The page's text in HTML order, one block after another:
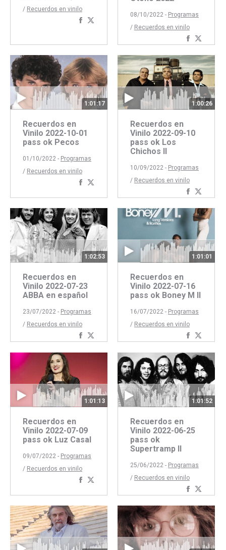
/ Recuerdos en vinilo
Compartir
Facebook
Twitter
08/10/2022 - Programas
/ Recuerdos en vinilo
Compartir
1:01:17
Recuerdos en
Vinilo 2022-10-01
pass ok Pecos
01/10/2022 - Programas
/ Recuerdos en vinilo
Compartir
Facebook
Twitter
1:00:26
Recuerdos en
Vinilo 2022-09-10
pass ok Los
Chichos II
10/09/2022 - Programas
/ Recuerdos en vinilo
Compartir
1:02:53
Recuerdos en
Vinilo 2022-07-23
ABBA en español
23/07/2022 - Programas
/ Recuerdos en vinilo
Compartir
Facebook
Twitter
1:01:01
Recuerdos en
Vinilo 2022-07-16
pass ok Boney M II
16/07/2022 - Programas
/ Recuerdos en vinilo
Compartir
1:01:13
Recuerdos en
Vinilo 2022-07-09
pass ok Luz Casal
09/07/2022 - Programas
/ Recuerdos en vinilo
Compartir
Facebook
Twitter
1:01:52
Recuerdos en
Vinilo 2022-06-25
pass ok
Supertramp II
25/06/2022 - Programas
/ Recuerdos en vinilo
Compartir